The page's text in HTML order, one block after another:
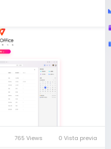
765 Views 0 Vista previa